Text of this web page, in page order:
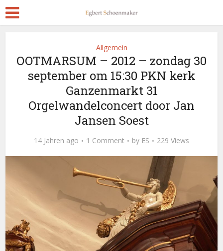
Allgemein
OOTMARSUM – 2012 – zondag 30
september om 15:30 PKN kerk
Ganzenmarkt 31
Orgelwandelconcert door Jan
Jansen Soest
14 Jahren ago 1 Comment by ES 229 Views